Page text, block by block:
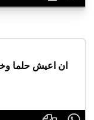
ان اعيش حلما